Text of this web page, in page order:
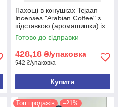
Пахощі в конушках Tejaan
Incenses "Arabian Coffee" з
підставкою (аромашишки) із
запахом кави, 10 шт.
Готово до відправки
428,18 ₴/упаковка
542 ₴/упаковка
Купити
Топ продажів –21%